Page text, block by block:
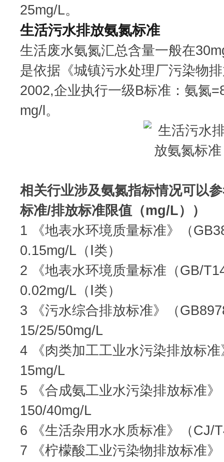
25mg/L。
生活污水排放氨氮标准
生活废水氨氮汇总含量一般在
是依据《城镇污水处理厂污染物
2002,企业执行一级B标准：氨氮
mg/l。
相关行业涉及氨氮指标情况可以
标准/排放标准限值（mg/L））
1 《地表水环境质量标准》（
0.15mg/L（Ⅰ类）
2 《地表水环境质量标准（GB/
0.02mg/L（Ⅰ类）
3 《污水综合排放标准》（
15/25/50mg/L
4 《肉类加工工业水污染排放标
15mg/L
5 《合成氨工业水污染排放标准
150/40mg/L
6 《生活杂用水水质标准》（CJ/
7 《柠檬酸工业污染物排放标准